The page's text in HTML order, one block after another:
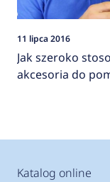
11 lipca 2016
Jak szeroko
akcesoria do
Katalog online